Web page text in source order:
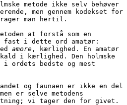
metode ikke selv behøver
men gennem kodekset for
man hertil.
at forstå som en
fast i dette ord amatør:
amore , kærlighed. En amatør
i kærlighed. Den holmske
i ordets bedste og mest
og faunaen er ikke en del
er selve metodens
vi tager den for givet.